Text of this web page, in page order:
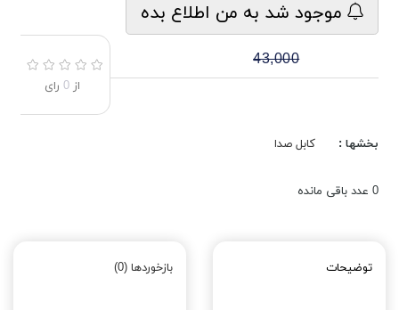
موجود شد به من اطلاع بده
43,000
از 0 رای
بخشها : کابل صدا
0 عدد باقی مانده
توضیحات بازخوردها (0)